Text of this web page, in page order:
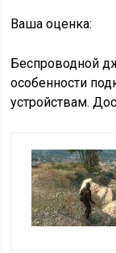
Ваша оценка:
Беспроводной
особенности
устройствам.